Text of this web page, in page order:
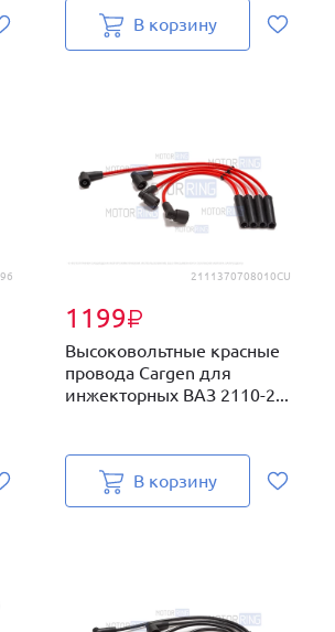
В корзину
2111370708010CU
1199₽
Высоковольтные красные
провода Cargen для
инжекторных ВАЗ 2110-2...
В корзину